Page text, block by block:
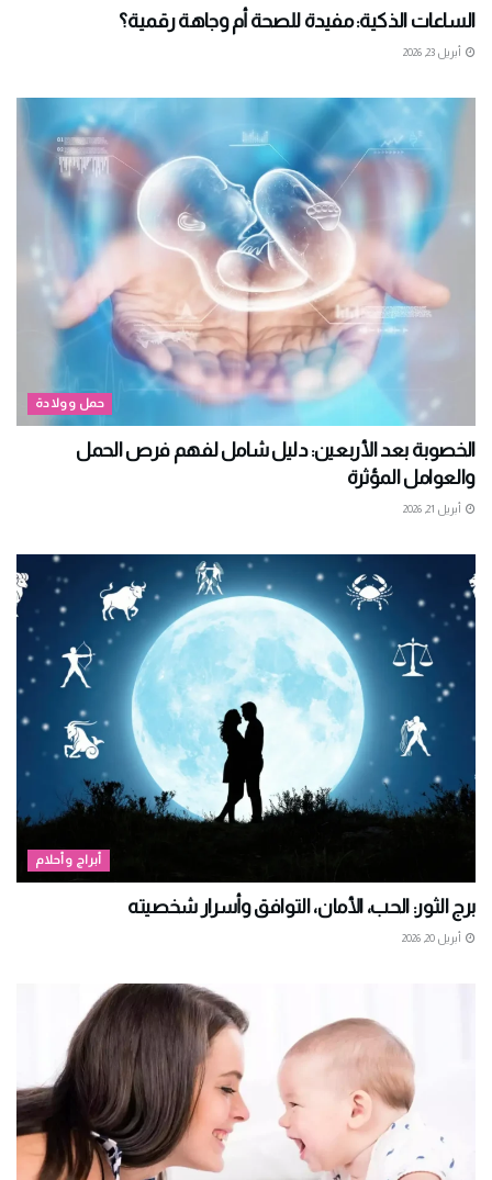
الساعات الذكية: مفيدة للصحة أم وجاهة رقمية؟
أبريل 23, 2026
حمل وولادة
الخصوبة بعد الأربعين: دليل شامل لفهم فرص الحمل
والعوامل المؤثرة
أبريل 21, 2026
أبراج وأحلام
برج الثور: الحب، الأمان، التوافق وأسرار شخصيته
أبريل 20, 2026